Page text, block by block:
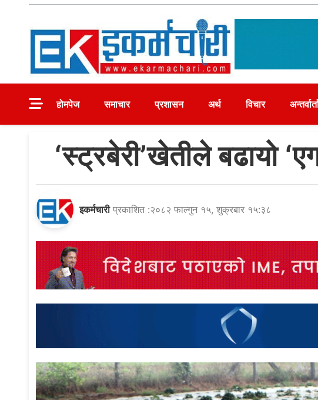
होमपेज
समाचार प्रशासन अर्थ विचार
‘स्ट्रबेरी’खेतीले बढायो
इकर्मचारी प्रकाशित :२०८२ फाल्गुन १५, शुक्रबार १५:३८